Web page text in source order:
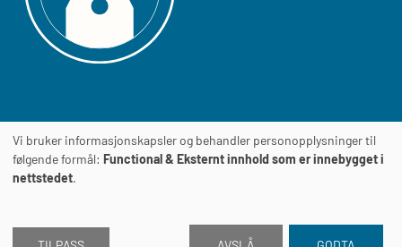
JournalensTILGJENGELIGHETSERKLÆRING
Vi bruker informasjonskapsler og behandler personopplysninger til
følgende formål: Functional & Eksternt innhold som er innebygget i
nettstedet.